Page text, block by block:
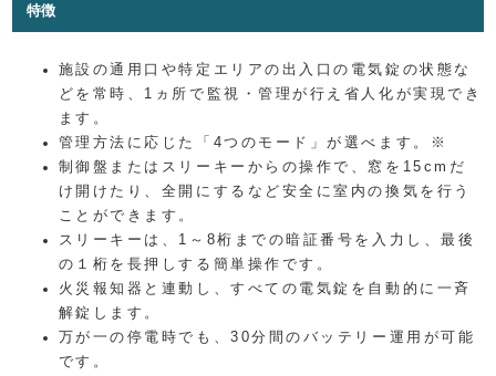
特徴
施設の通用口や特定エリアの出入口の電気錠の状態な
どを常時、1ヵ所で監視・管理が行え省人化が実現でき
ます。
管理方法に応じた「4つのモード」が選べます。※
制御盤またはスリーキーからの操作で、窓を15cmだ
け開けたり、全開にするなど安全に室内の換気を行う
ことができます。
スリーキーは、1～8桁までの暗証番号を入力し、最後
の１桁を長押しする簡単操作です。
火災報知器と連動し、すべての電気錠を自動的に一斉
解錠します。
万が一の停電時でも、30分間のバッテリー運用が可能
です。